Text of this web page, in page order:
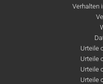
Verhalten
Urteile
Urteile
Urteile
Urteile